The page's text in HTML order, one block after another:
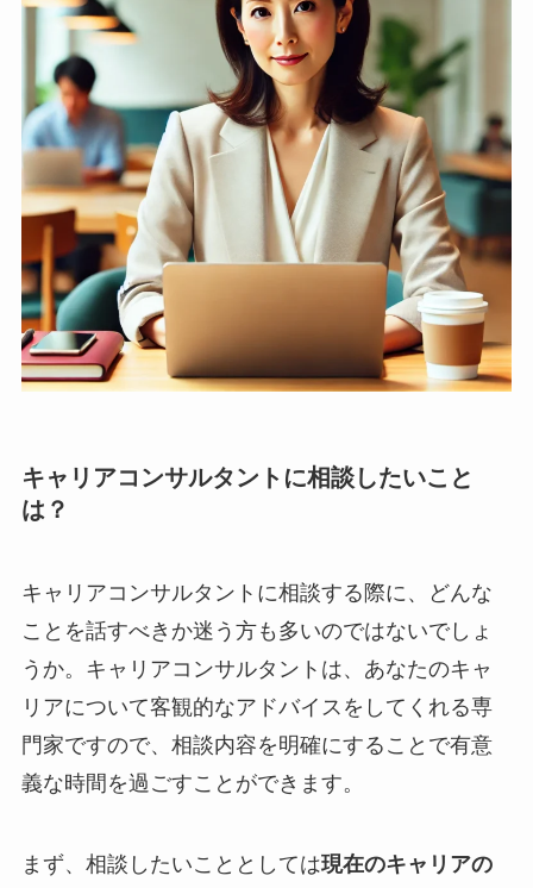
キャリアコンサルタントに相談したいこと
は？
キャリアコンサルタントに相談する際に、どんな
ことを話すべきか迷う方も多いのではないでしょ
うか。キャリアコンサルタントは、あなたのキャ
リアについて客観的なアドバイスをしてくれる専
門家ですので、相談内容を明確にすることで有意
義な時間を過ごすことができます。
まず、相談したいこととしては現在のキャリアの